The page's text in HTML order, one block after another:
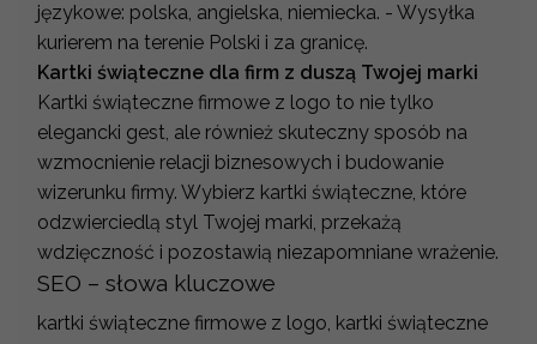
językowe: polska, angielska, niemiecka. - Wysyłka
kurierem na terenie Polski i za granicę.
Kartki świąteczne dla firm z duszą Twojej marki
Kartki świąteczne firmowe z logo to nie tylko
elegancki gest, ale również skuteczny sposób na
wzmocnienie relacji biznesowych i budowanie
wizerunku firmy. Wybierz kartki świąteczne, które
odzwierciedlą styl Twojej marki, przekażą
wdzięczność i pozostawią niezapomniane wrażenie.
SEO – słowa kluczowe
kartki świąteczne firmowe z logo, kartki świąteczne